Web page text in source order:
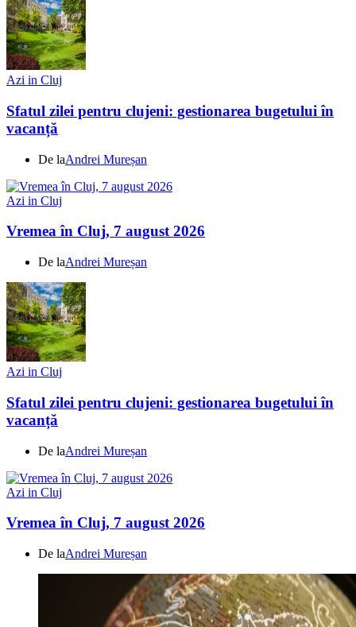
Azi in Cluj
Sfatul zilei pentru clujeni: gestionarea bugetului în
vacanță
De laAndrei Mureșan
Azi in Cluj
Vremea în Cluj, 7 august 2026
De laAndrei Mureșan
Azi in Cluj
Sfatul zilei pentru clujeni: gestionarea bugetului în
vacanță
De laAndrei Mureșan
Azi in Cluj
Vremea în Cluj, 7 august 2026
De laAndrei Mureșan